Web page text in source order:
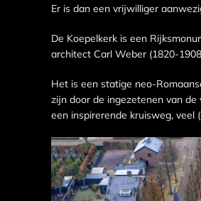
Er is dan een vrij­wil­li­ger
De Koepelkerk is een
architect Carl Weber (1820-
Het is een statige neo-
zijn door de ingezetenen van
een inspirerende kruisweg, veel